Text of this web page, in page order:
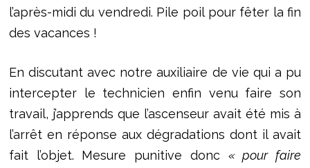
l’après-midi du vendredi. Pile poil pour fêter la fin
des vacances !
En discutant avec notre auxiliaire de vie qui a pu
intercepter le technicien enfin venu faire son
travail, j’apprends que l’ascenseur avait été mis à
l’arrêt en réponse aux dégradations dont il avait
fait l’objet. Mesure punitive donc « pour faire